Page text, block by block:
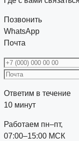
Позвонить
WhatsApp
Почта
Ответим в течение
10 минут
Работаем пн–пт,
07:00–15:00 МСК